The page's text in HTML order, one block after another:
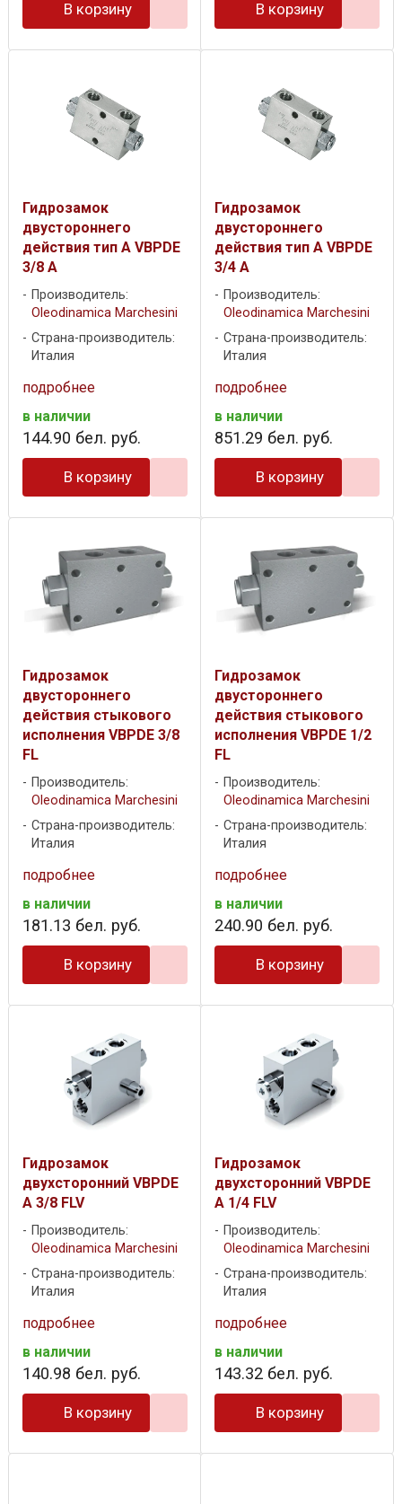
В корзину В корзину
Гидрозамок
двустороннего
действия тип А VBPDE
3/8 A
Производитель:
Oleodinamica Marchesini
Страна-производитель:
Италия
подробнее
в наличии
144.90 бел. руб.
В корзину
Гидрозамок
двустороннего
действия тип А VBPDE
3/4 A
Производитель:
Oleodinamica Marchesini
Страна-производитель:
Италия
подробнее
в наличии
851.29 бел. руб.
В корзину
Гидрозамок
двустороннего
действия стыкового
исполнения VBPDE 3/8
FL
Производитель:
Oleodinamica Marchesini
Страна-производитель:
Италия
подробнее
в наличии
181.13 бел. руб.
В корзину
Гидрозамок
двустороннего
действия стыкового
исполнения VBPDE 1/2
FL
Производитель:
Oleodinamica Marchesini
Страна-производитель:
Италия
подробнее
в наличии
240.90 бел. руб.
В корзину
Гидрозамок
двухсторонний VBPDE
A 3/8 FLV
Производитель:
Oleodinamica Marchesini
Страна-производитель:
Италия
подробнее
в наличии
140.98 бел. руб.
В корзину
Гидрозамок
двухсторонний VBPDE
A 1/4 FLV
Производитель:
Oleodinamica Marchesini
Страна-производитель:
Италия
подробнее
в наличии
143.32 бел. руб.
В корзину